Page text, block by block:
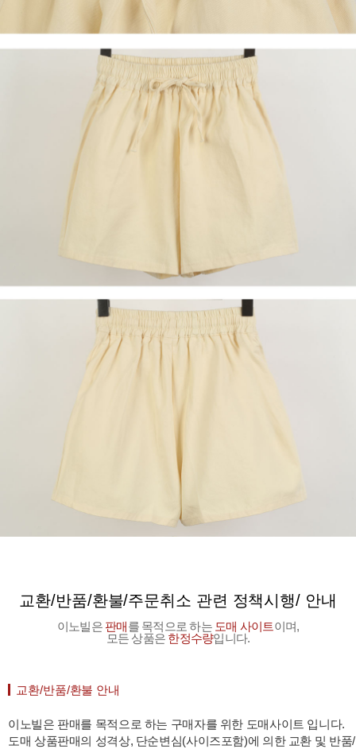
교환/반품/환불/주문취소 관련 정책시행/ 안내
이노빌은 판매를 목적으로 하는 도매 사이트이며,
모든 상품은 한정수량입니다.
교환/반품/환불 안내
이노빌은 판매를 목적으로 하는 구매자를 위한 도매사이트 입니다.
도매 상품판매의 성격상, 단순변심(사이즈포함)에 의한 교환 및 반품/